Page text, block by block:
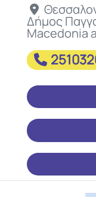
Δήμος
Macedonia